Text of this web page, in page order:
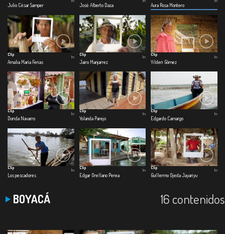
Julio César Samper José Alberto Daza Aura Rosa Montero
Clip
Amalia María Ferias
1m
Clip
Jairo Manjarrez
1m
Clip
Yilderi Gómez
1m
Clip
Dorida Navarro
1m
Clip
Yolanda Parejo
1m
Clip
Edgardo Camargo
1m
Clip
Los pescadores
1m
Clip
Edgar Orellano Perea
1m
Clip
Guillermo Ojeda Jayariyu
1m
BOYACÁ 16 contenidos